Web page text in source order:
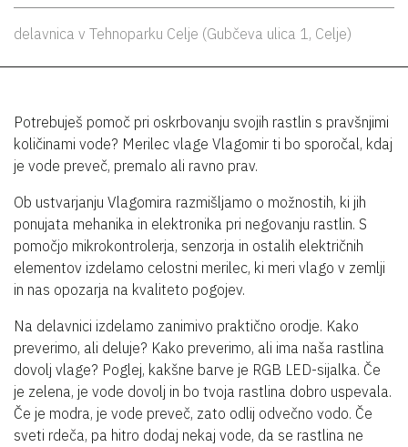
delavnica v Tehnoparku Celje (Gubčeva ulica 1, Celje)
Potrebuješ pomoč pri oskrbovanju svojih rastlin s pravšnjimi
količinami vode? Merilec vlage Vlagomir ti bo sporočal, kdaj
je vode preveč, premalo ali ravno prav.
Ob ustvarjanju Vlagomira razmišljamo o možnostih, ki jih
ponujata mehanika in elektronika pri negovanju rastlin. S
pomočjo mikrokontrolerja, senzorja in ostalih električnih
elementov izdelamo celostni merilec, ki meri vlago v zemlji
in nas opozarja na kvaliteto pogojev.
Na delavnici izdelamo zanimivo praktično orodje. Kako
preverimo, ali deluje? Kako preverimo, ali ima naša rastlina
dovolj vlage? Poglej, kakšne barve je RGB LED-sijalka. Če
je zelena, je vode dovolj in bo tvoja rastlina dobro uspevala.
Če je modra, je vode preveč, zato odlij odvečno vodo. Če
sveti rdeča, pa hitro dodaj nekaj vode, da se rastlina ne